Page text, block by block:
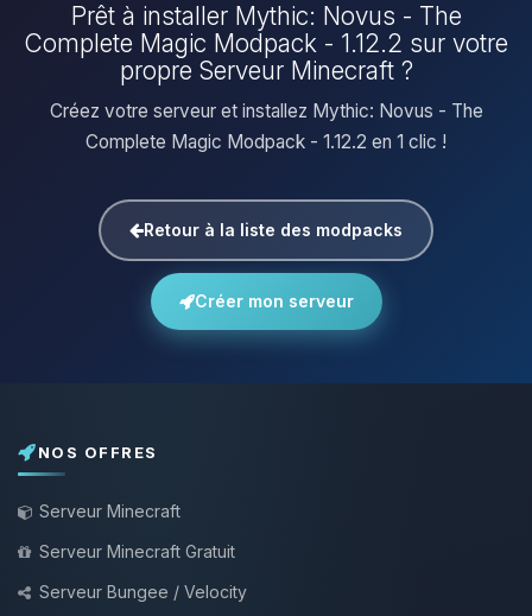
Prêt à installer Mythic: Novus - The
Complete Magic Modpack - 1.12.2 sur votre
propre Serveur Minecraft ?
Créez votre serveur et installez Mythic: Novus - The
Complete Magic Modpack - 1.12.2 en 1 clic !
Retour à la liste des modpacks
Créer mon serveur
NOS OFFRES
Serveur Minecraft
Serveur Minecraft Gratuit
Serveur Bungee / Velocity